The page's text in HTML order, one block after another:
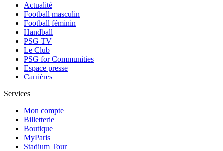
Actualité
Football masculin
Football féminin
Handball
PSG TV
Le Club
PSG for Communities
Espace presse
Carrières
Services
Mon compte
Billetterie
Boutique
MyParis
Stadium Tour